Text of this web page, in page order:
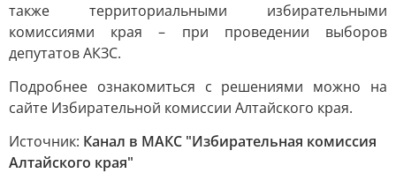
также территориальными избирательными
комиссиями края – при проведении выборов
депутатов АКЗС.
Подробнее ознакомиться с решениями можно на
сайте Избирательной комиссии Алтайского края.
Источник: Канал в МАКС "Избирательная комиссия
Алтайского края"